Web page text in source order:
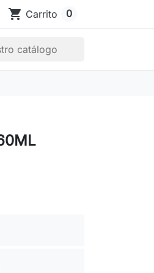
shopping_cart Carrito 0